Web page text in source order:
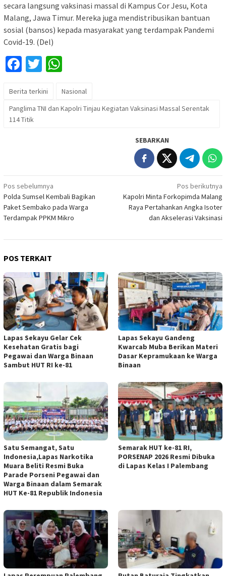
secara langsung vaksinasi massal di Kampus Cor Jesu, Kota
Malang, Jawa Timur. Mereka juga mendistribusikan bantuan
sosial (bansos) kepada masyarakat yang terdampak Pandemi
Covid-19. (Del)
Facebook
Twitter
Berita terkini
Nasional
Panglima TNI dan Kapolri Tinjau Kegiatan Vaksinasi Massal Serentak
114 Titik
SEBARKAN
Navigasi
pos
Pos sebelumnya
Polda Sumsel Kembali Bagikan
Paket Sembako pada Warga
Terdampak PPKM Mikro
Pos berikutnya
Kapolri Minta Forkopimda Malang
Raya Pertahankan Angka Isoter
dan Akselerasi Vaksinasi
POS TERKAIT
Lapas Sekayu Gelar Cek
Kesehatan Gratis bagi
Pegawai dan Warga Binaan
Sambut HUT RI ke-81
Lapas Sekayu Gandeng
Kwarcab Muba Berikan Materi
Dasar Kepramukaan ke Warga
Binaan
Satu Semangat, Satu
Indonesia,Lapas Narkotika
Muara Beliti Resmi Buka
Parade Porseni Pegawai dan
Warga Binaan dalam Semarak
HUT Ke-81 Republik Indonesia
Semarak HUT ke-81 RI,
PORSENAP 2026 Resmi Dibuka
di Lapas Kelas I Palembang